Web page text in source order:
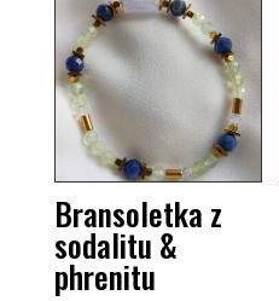
Bransoletka z
sodalitu &
phrenitu